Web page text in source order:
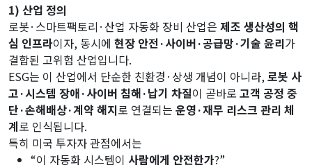
1) 산업 정의
로봇·스마트팩토리·산업 자동화 장비 산업은 제조 생산성의 핵
심 인프라이자, 동시에 현장 안전·사이버·공급망·기술 윤리가
결합된 고위험 산업입니다.
ESG는 이 산업에서 단순한 친환경·상생 개념이 아니라, 로봇 사
고·시스템 장애·사이버 침해·납기 차질이 곧바로 고객 공정 중
단·손해배상·계약 해지로 연결되는 운영·재무 리스크 관리 체
계로 인식됩니다.
특히 미국 투자자 관점에서는
“이 자동화 시스템이 사람에게 안전한가?”